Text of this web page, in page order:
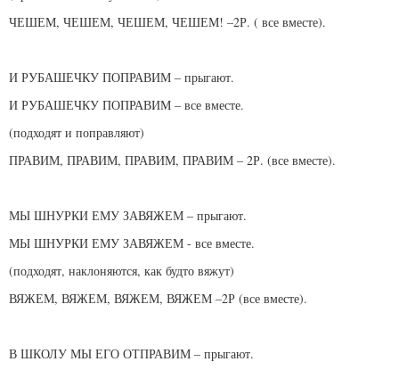
ЧЕШЕМ, ЧЕШЕМ, ЧЕШЕМ, ЧЕШЕМ! –2Р. ( все вместе).
И РУБАШЕЧКУ ПОПРАВИМ – прыгают.
И РУБАШЕЧКУ ПОПРАВИМ – все вместе.
(подходят и поправляют)
ПРАВИМ, ПРАВИМ, ПРАВИМ, ПРАВИМ – 2Р. (все вместе).
МЫ ШНУРКИ ЕМУ ЗАВЯЖЕМ – прыгают.
МЫ ШНУРКИ ЕМУ ЗАВЯЖЕМ - все вместе.
(подходят, наклоняются, как будто вяжут)
ВЯЖЕМ, ВЯЖЕМ, ВЯЖЕМ, ВЯЖЕМ –2Р (все вместе).
В ШКОЛУ МЫ ЕГО ОТПРАВИМ – прыгают.